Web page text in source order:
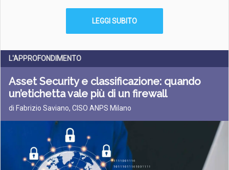
LEGGI SUBITO
L'APPROFONDIMENTO
Asset Security e classificazione: quando
un’etichetta vale più di un firewall
di Fabrizio Saviano, CISO ANPS Milano